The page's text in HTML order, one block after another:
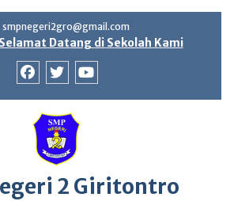
smpnegeri2gro@gmail.com
Selamat Datang di Sekolah Kami
2 Giritontro